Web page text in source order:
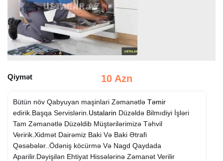
Qiymət 10 Azn
Bütün növ Qabyuyan maşinlari Zəmanətlə Təmir
edirik.Başqa Servislərin. Ustalarin Düzəldə Bilmıdiyi İşləri
Tam Zəmanətlə Düzəldib Müştərilərimizə Təhvil
Veririk.Xidmət Dairəmiz Baki Və Baki Ətrafi
Qəsəbələr..Ödəniş köcürmə Və Nagd Qaydada
Aparilir.Dəyişilən Ehtiyat Hissələrinə Zəmanət Verilir